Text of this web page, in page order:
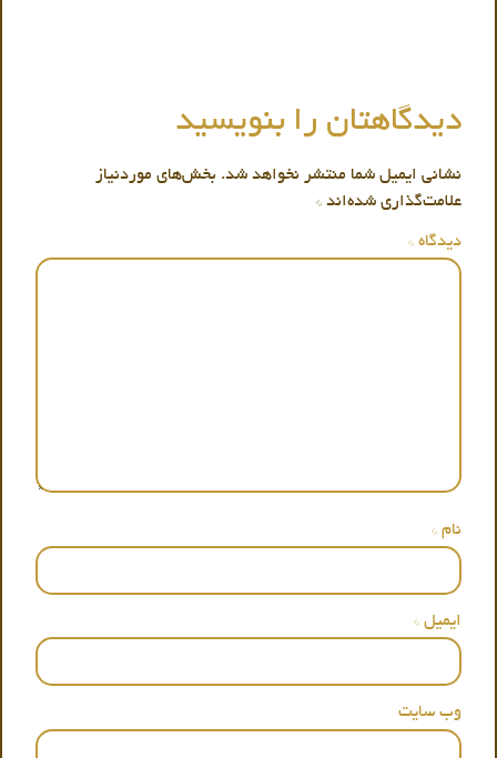
دیدگاهتان را بنویسید
نشانی ایمیل شما منتشر نخواهد شد. بخش‌های موردنیاز
علامت‌گذاری شده‌اند *
دیدگاه *
نام *
ایمیل *
وب‌ سایت